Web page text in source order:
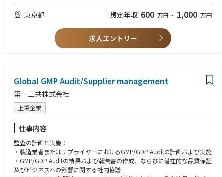
性や臨床的意義を評価する能力
・薬理、疾患生物学、分子生物学、バイオインフォマティクス、計算生物
学、または関連分野における専門知識
・バイオインフォマティクス、医学、薬学、または生命科学関連分野の博
ション能力
・理系博士号取得者
＜尚可＞
・薬理研究経験
・製薬企業またはバイオテックにて5年以上の勤務経験
・アカデミアにおいて、バイオインフォマティクスを用いた創薬または疾
患研究の経験がある。
・英語でコミュニケーションできる能力、英語論文執筆経験
東京都 想定年収 600 万円 ~ 1,000 万円
求人エントリー
Global GMP Audit/Supplier management
第一三共株式会社
上場企業
仕事内容
監査の計画と実施：
・製造業者またはサプライヤーにおけるGMP/GDP Auditの計画および実施
・GMP/GDP Auditの結果および報告書の作成、ならびに潜在的な品質保証
及びビジネスへの影響に関する社内協議